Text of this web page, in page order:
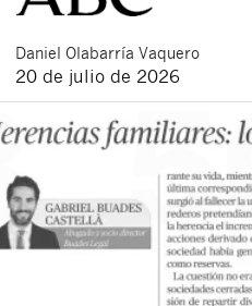
Daniel Olabarría Vaquero
20 de julio de 2026